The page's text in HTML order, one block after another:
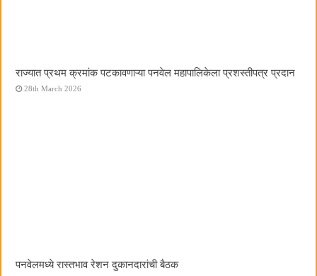
राज्यात प्रथम क्रमांक पटकावणाऱ्या पनवेल महापालिकेला प्रशस्तीपत्र प्रदान
28th March 2026
पनवेलमध्ये रास्तभाव रेशन दुकानदारांची बैठक